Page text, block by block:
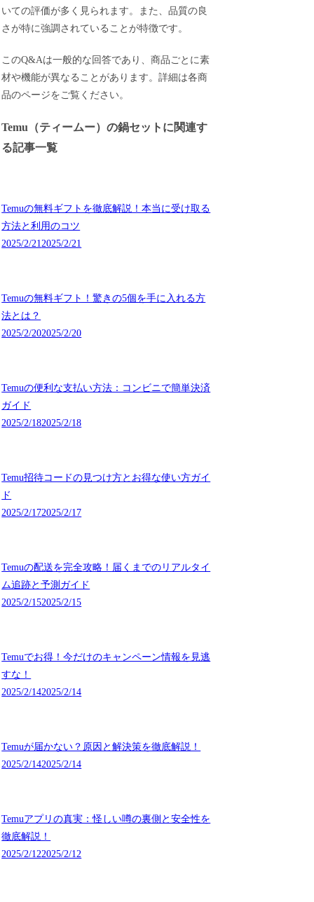
いての評価が多く見られます。また、品質の良
さが特に強調されていることが特徴です。
このQ&Aは一般的な回答であり、商品ごとに素
材や機能が異なることがあります。詳細は各商
品のページをご覧ください。
Temu（ティームー）の鍋セットに関連す
る記事一覧
Temuの無料ギフトを徹底解説！本当に受け取る
方法と利用のコツ
2025/2/21 2025/2/21
Temuの無料ギフト！驚きの5個を手に入れる方
法とは？
2025/2/202025/2/20
Temuの便利な支払い方法：コンビニで簡単決済
ガイド
2025/2/182025/2/18
Temu招待コードの見つけ方とお得な使い方ガイ
ド
2025/2/172025/2/17
Temuの配送を完全攻略！届くまでのリアルタイ
ム追跡と予測ガイド
2025/2/152025/2/15
Temuでお得！今だけのキャンペーン情報を見逃
すな！
2025/2/142025/2/14
Temuが届かない？原因と解決策を徹底解説！
2025/2/142025/2/14
Temuアプリの真実：怪しい噂の裏側と安全性を
徹底解説！
2025/2/122025/2/12